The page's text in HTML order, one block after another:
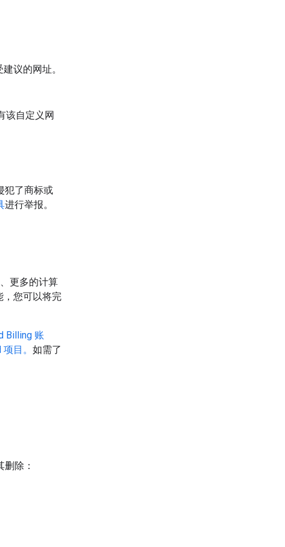
议的网址。
该自定义网
犯了商标或
进行举报。
更多的计算
，您可以将完
Billing 账
目。 如需了
除：